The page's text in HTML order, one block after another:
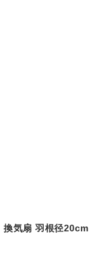
換気扇 羽根径20cm